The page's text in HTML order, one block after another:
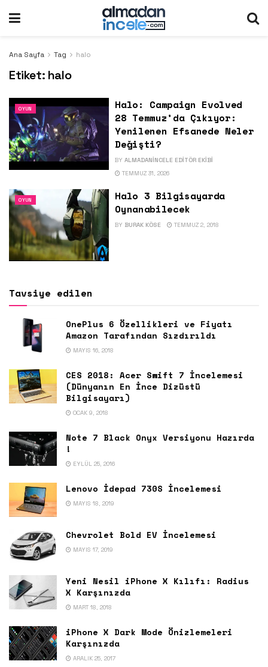
Ana Sayfa Tag halo
Etiket: halo
OYUN
Halo: Campaign Evolved
28 Temmuz’da Çıkıyor:
Yenilenen Efsanede Neler
Değişti?
BY ALMADANINCELE EDITÖR EKIBI
TEMMUZ 31, 2026
OYUN
Halo 3 Bilgisayarda
Oynanabilecek
BY BURAK KÖSE TEMMUZ 2, 2018
Tavsiye edilen
OnePlus 6 Özellikleri ve Fiyatı
Amazon Tarafından Sızdırıldı
MAYIS 16, 2018
CES 2018: Acer Swift 7 İncelemesi
(Dünyanın En İnce Dizüstü
Bilgisayarı)
OCAK 9, 2018
Note 7 Black Onyx Versiyonu Hazırda
!
EYLÜL 25, 2016
Lenovo İdepad 730S İncelemesi
MAYIS 18, 2019
Chevrolet Bold EV İncelemesi
MAYIS 17, 2019
Yeni Nesil iPhone X Kılıfı: Radius
X Karşınızda
MART 18, 2018
iPhone X Dark Mode Önizlemeleri
Karşınızda
ARALIK 25, 2017